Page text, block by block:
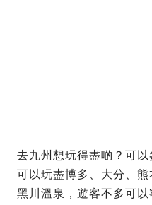
去九州想玩得盡啲？可以
可以玩盡博多、大分、
黑川溫泉，遊客不多可